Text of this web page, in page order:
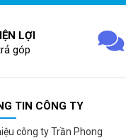
LỢI
góp
TIN CÔNG TY
công ty Trần Phong